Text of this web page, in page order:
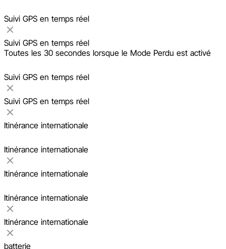
Suivi GPS en temps réel
Suivi GPS en temps réel
Toutes les 30 secondes lorsque le Mode Perdu est activé
Suivi GPS en temps réel
Suivi GPS en temps réel
Itinérance internationale
Itinérance internationale
Itinérance internationale
Itinérance internationale
Itinérance internationale
batterie